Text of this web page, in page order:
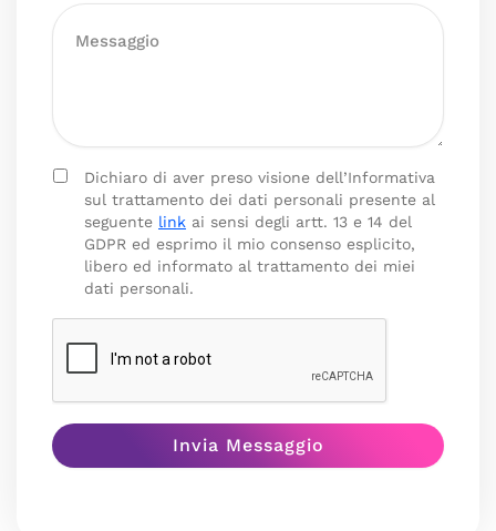
Dichiaro di aver preso visione dell’Informativa
sul trattamento dei dati personali presente al
seguente link ai sensi degli artt. 13 e 14 del
GDPR ed esprimo il mio consenso esplicito,
libero ed informato al trattamento dei miei
dati personali.